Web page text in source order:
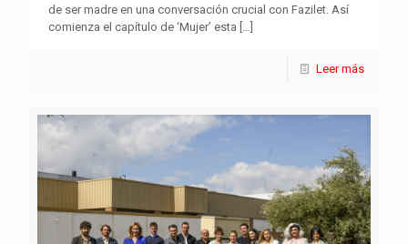
de ser madre en una conversación crucial con Fazilet. Así
comienza el capítulo de ‘Mujer’ esta […]
Leer más